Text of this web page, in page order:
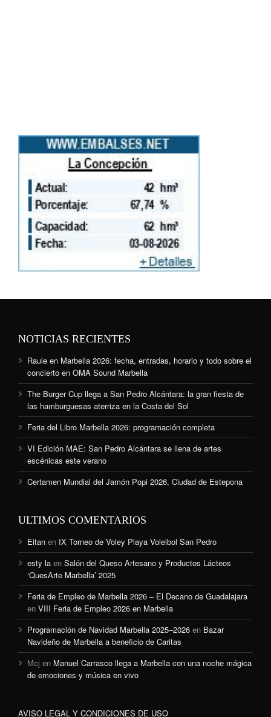
NOTICIAS RECIENTES
Raule en Marbella 2026: fecha, entradas, horario y todo sobre el
concierto en OMA Sound Marbella
The Burger Cup llega a San Pedro Alcántara: la gran fiesta de
las hamburguesas aterriza en la Costa del Sol
Feria del Libro Marbella 2026: programación completa
VI Edición MAE: San Pedro Alcántara se llena de artes
escénicas este verano
Certamen Mundial del Jamón Popi 2026, Ciudad de Estepona
ULTIMOS COMENTARIOS
Eitan en IX Torneo de Voley Playa Voleibol San Pedro
esty la en Salón del Queso Artesano y Productos Lácteos
‘QuesArte Marbella’ 2025
Feria de Empleo de Marbella 2026 – El Decano de Guadalajara
en VIII Feria de Empleo 2026 en Marbella
Programación de Navidad Marbella 2025–2026 en Bazar
Navideño de Marbella a beneficio de Caritas
Mcj en Manuel Carrasco llega a Marbella con una noche mágica
de emociones y música en vivo
AVISO LEGAL Y CONDICIONES DE USO